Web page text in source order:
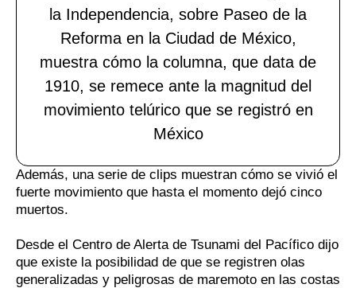
la Independencia, sobre Paseo de la
Reforma en la Ciudad de México,
muestra cómo la columna, que data de
1910, se remece ante la magnitud del
movimiento telúrico que se registró en
México
Además, una serie de clips muestran cómo se vivió el
fuerte movimiento que hasta el momento dejó cinco
muertos.
Desde el Centro de Alerta de Tsunami del Pacífico dijo
que existe la posibilidad de que se registren olas
generalizadas y peligrosas de maremoto en las costas